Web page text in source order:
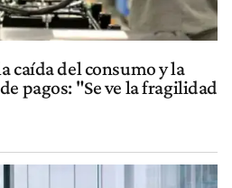
caída del consumo y la
pagos: "Se ve la fragilidad